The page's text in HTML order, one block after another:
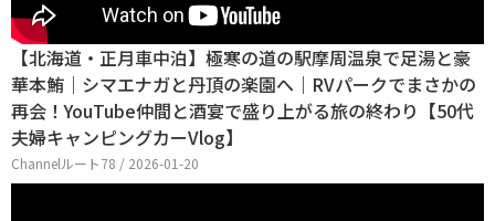
【北海道・正月車中泊】極寒の道の駅摩周温泉で足湯と豪
華本鮪｜シマエナガと丹頂の楽園へ｜RVパークでまさかの
再会！YouTube仲間と酒宴で盛り上がる旅の終わり【50代
夫婦キャンピングカーVlog】
Channelルート78 / 2026-01-20